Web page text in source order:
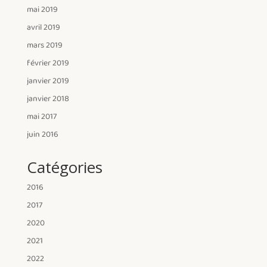
mai 2019
avril 2019
mars 2019
février 2019
janvier 2019
janvier 2018
mai 2017
juin 2016
Catégories
2016
2017
2020
2021
2022